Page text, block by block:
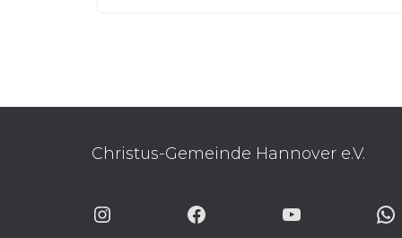
Christus-Gemeinde Hannover e.V.